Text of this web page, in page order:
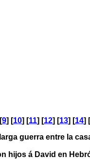
9] [10] [11] [12] [13] [14] [
guerra entre la
hijos á David en